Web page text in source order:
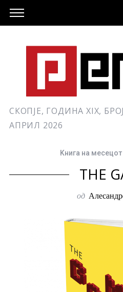
СКОПЈЕ, ГОДИНА XIX,
АПРИЛ 2026
Kнига на месецот
THE
од